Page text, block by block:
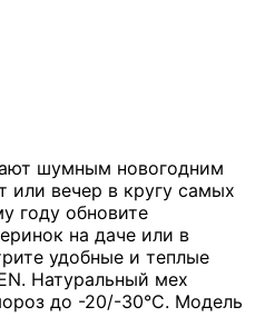
шумным новогодним
вечер в кругу самых
году обновите
на даче или в
удобные и теплые
Натуральный мех
до -20/-30°С. Модель